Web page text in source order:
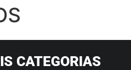
CATEGORIAS